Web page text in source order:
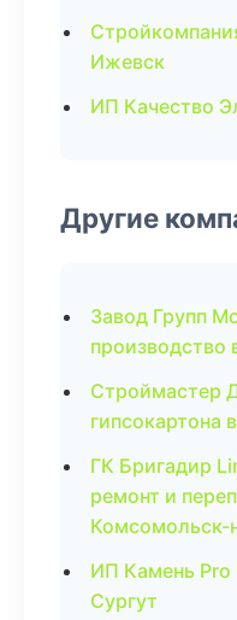
Ижевск
ИП Качество
Другие
Завод Групп
производство
Строймастер
гипсокартона
ГК Бригадир
ремонт и
Комсомольск-
ИП Камень Pro
Сургут